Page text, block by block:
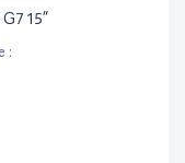
15”
: